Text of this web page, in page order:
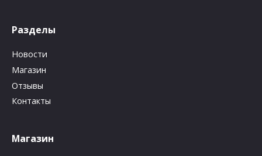
Разделы
Новости
Магазин
Отзывы
Контакты
Магазин